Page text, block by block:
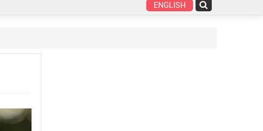
ENGLISH